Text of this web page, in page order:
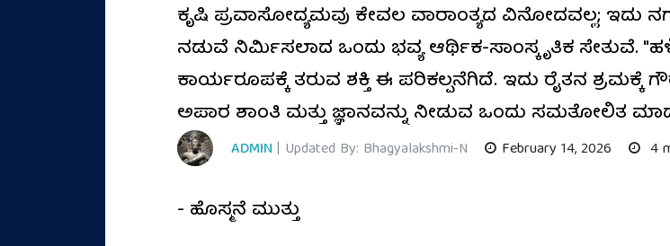
ಕೃಷಿ ಪ್ರವಾಸೋದ್ಯಮವು ಕೇವಲ ವಾರಾಂತ್ಯದ ವಿನೋದವಲ್ಲ; ಇದು
ನಡುವೆ ನಿರ್ಮಿಸಲಾದ ಒಂದು ಭವ್ಯ ಆರ್ಥಿಕ-ಸಾಂಸ್ಕೃತಿಕ ಸೇತುವೆ.
ಕಾರ್ಯರೂಪಕ್ಕೆ ತರುವ ಶಕ್ತಿ ಈ ಪರಿಕಲ್ಪನೆಗಿದೆ. ಇದು ರೈತನ
ಅಪಾರ ಶಾಂತಿ ಮತ್ತು ಜ್ಞಾನವನ್ನು ನೀಡುವ ಒಂದು ಸಮತೋಲಿತ
ADMIN | Updated By: Bhagyalakshmi-N February 14, 2026 4
- ಹೊಸ್ಮನೆ ಮುತ್ತು